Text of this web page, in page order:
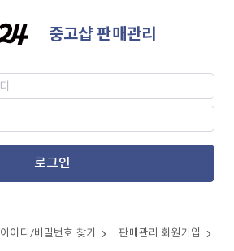
중고샵 판매관리
로그인
아이디/비밀번호 찾기 판매관리 회원가입